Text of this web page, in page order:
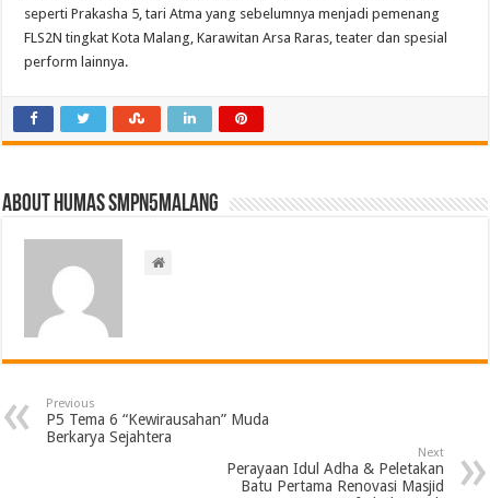
seperti Prakasha 5, tari Atma yang sebelumnya menjadi pemenang
FLS2N tingkat Kota Malang, Karawitan Arsa Raras, teater dan spesial
perform lainnya.
About HUMAS SMPN5MALANG
Previous
P5 Tema 6 “Kewirausahan” Muda
Berkarya Sejahtera
Next
Perayaan Idul Adha & Peletakan
Batu Pertama Renovasi Masjid